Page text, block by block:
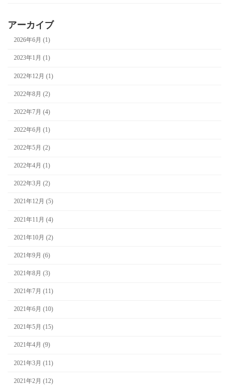
アーカイブ
2026年6月 (1)
2023年1月 (1)
2022年12月 (1)
2022年8月 (2)
2022年7月 (4)
2022年6月 (1)
2022年5月 (2)
2022年4月 (1)
2022年3月 (2)
2021年12月 (5)
2021年11月 (4)
2021年10月 (2)
2021年9月 (6)
2021年8月 (3)
2021年7月 (11)
2021年6月 (10)
2021年5月 (15)
2021年4月 (9)
2021年3月 (11)
2021年2月 (12)